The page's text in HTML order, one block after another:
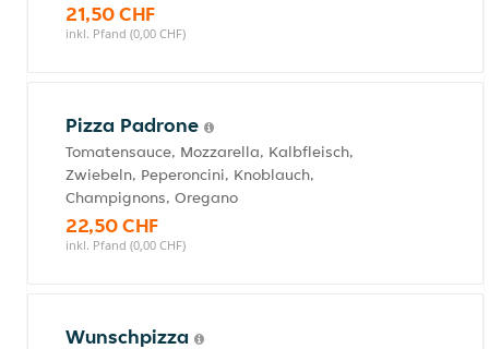
21,50 CHF
inkl. Pfand (0,00 CHF)
Pizza Padrone
Tomatensauce, Mozzarella, Kalbfleisch,
Zwiebeln, Peperoncini, Knoblauch,
Champignons, Oregano
22,50 CHF
inkl. Pfand (0,00 CHF)
Wunschpizza